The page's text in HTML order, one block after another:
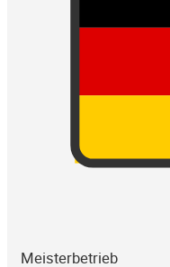
Meisterbetrieb